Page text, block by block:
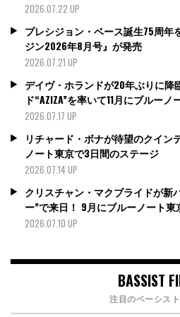
2026.07.22 UP
プレシジョン・ベース誕生75周年
ジン2026年8月号』が発売
2026.07.21 UP
デイヴ・ホランドが20年ぶりに降
ド“AZIZA”を率いて11月にブルー
2026.07.17 UP
リチャード・ボナが待望のクイン
ノート東京で3日間のステージ
2026.07.14 UP
クリスチャン・マクブライドが新
ー”で来日！ 9月にブルーノート
2026.07.10 UP
BASSIST
注目のベーシス